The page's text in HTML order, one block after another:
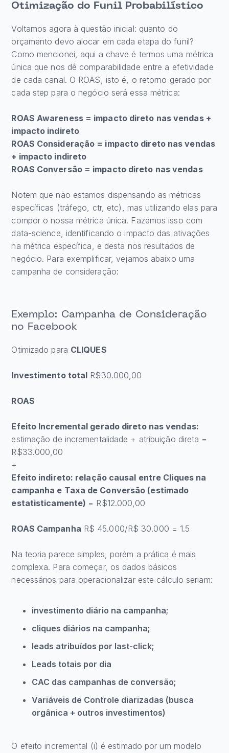
Otimização do Funil Probabilístico
Voltamos agora à questão inicial: quanto do
orçamento devo alocar em cada etapa do funil?
Como mencionei, aqui a chave é termos uma métrica
única que nos dê comparabilidade entre a efetividade
de cada canal. O ROAS, isto é, o retorno gerado por
cada step para o negócio será essa métrica:
ROAS Awareness = impacto direto nas vendas +
impacto indireto
ROAS Consideração = impacto direto nas vendas
+ impacto indireto
ROAS Conversão = impacto direto nas vendas
Notem que não estamos dispensando as métricas
específicas (tráfego, ctr, etc), mas utilizando elas para
compor o nossa métrica única. Fazemos isso com
data-science, identificando o impacto das ativações
na métrica específica, e desta nos resultados de
negócio. Para exemplificar, vejamos abaixo uma
campanha de consideração:
Exemplo: Campanha de Consideração
no Facebook
Otimizado para CLIQUES
Investimento total R$30.000,00
ROAS
Efeito Incremental gerado direto nas vendas:
estimação de incrementalidade + atribuição direta =
R$33.000,00
+
Efeito indireto: relação causal entre Cliques na
campanha e Taxa de Conversão (estimado
estatisticamente) = R$12.000,00
ROAS Campanha R$ 45.000/R$ 30.000 = 1.5
Na teoria parece simples, porém a prática é mais
complexa. Para começar, os dados básicos
necessários para operacionalizar este cálculo seriam:
investimento diário na campanha;
cliques diários na campanha;
leads atribuídos por last-click;
Leads totais por dia
CAC das campanhas de conversão;
Variáveis de Controle diarizadas (busca
orgânica + outros investimentos)
O efeito incremental (i) é estimado por um modelo